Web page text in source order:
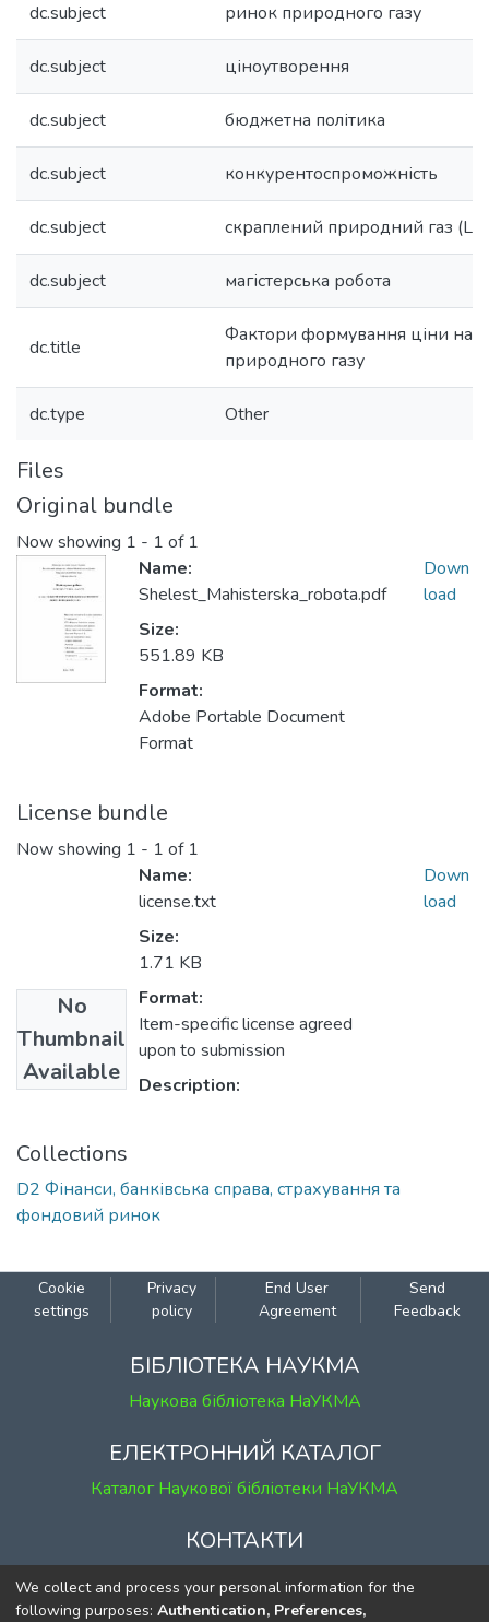
dc.subject ринок природного газу
dc.subject ціноутворення
dc.subject бюджетна політика
dc.subject конкурентоспроможність
dc.subject скраплений природний газ
dc.subject магістерська робота
dc.title
Фактори формування ціни на
природного газу
dc.type Other
Files
Original bundle
Now showing 1 - 1 of 1
Name:
Shelest_Mahisterska_robota.pdf
Size:
551.89 KB
Format:
Adobe Portable Document
Format
Down
load
License bundle
Now showing 1 - 1 of 1
No
Thumbnail
Available
Name:
license.txt
Size:
1.71 KB
Format:
Item-specific license agreed
upon to submission
Description:
Down
load
Collections
D2 Фінанси, банківська справа, страхування та
фондовий ринок
Cookie
settings
Privacy
policy
End User
Agreement
Send
Feedback
БІБЛІОТЕКА НАУКМА
Наукова бібліотека НаУКМА
ЕЛЕКТРОННИЙ КАТАЛОГ
Каталог Наукової бібліотеки НаУКМА
КОНТАКТИ
м. Київ, вул. Григорія Сковороди, 2
к. 1, к. 120
We collect and process your personal information for the
following purposes: Authentication, Preferences,